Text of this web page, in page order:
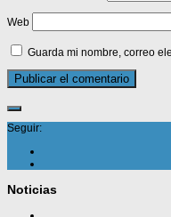
Web
Guarda mi nombre, correo
Seguir:
Noticias